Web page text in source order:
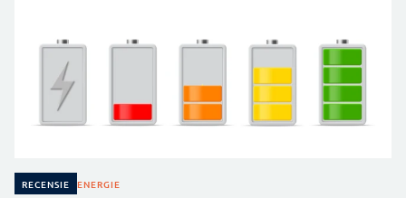
RECENSIE ENERGIE